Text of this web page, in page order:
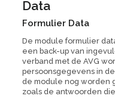
Data
Formulier Data
De module formulier
een back-up van
verband met de AVG
persoonsgegevens in
de module nog worden
zoals de antwoorden